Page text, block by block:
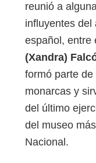
reunió a
influyentes del
español, entre
(Xandra)
formó parte
monarcas y
del último
del museo
Nacional.